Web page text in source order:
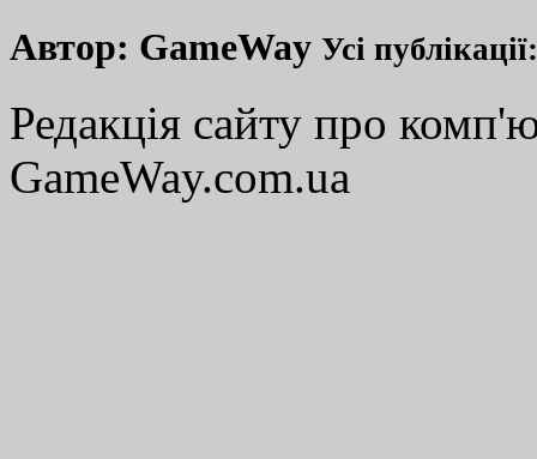
Автор: GameWay Усі
Редакція сайту про
GameWay.com.ua